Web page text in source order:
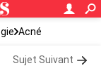
Acné
Sujet Suivant